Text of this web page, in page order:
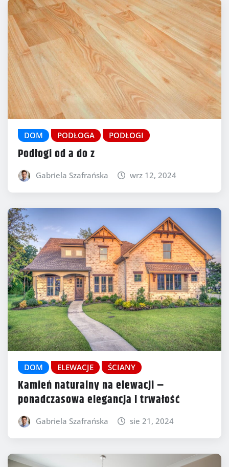
DOM PODŁOGA PODŁOGI
Podłogi od a do z
Gabriela Szafrańska wrz 12, 2024
DOM ELEWACJE ŚCIANY
Kamień naturalny na elewacji –
ponadczasowa elegancja i trwałość
Gabriela Szafrańska sie 21, 2024